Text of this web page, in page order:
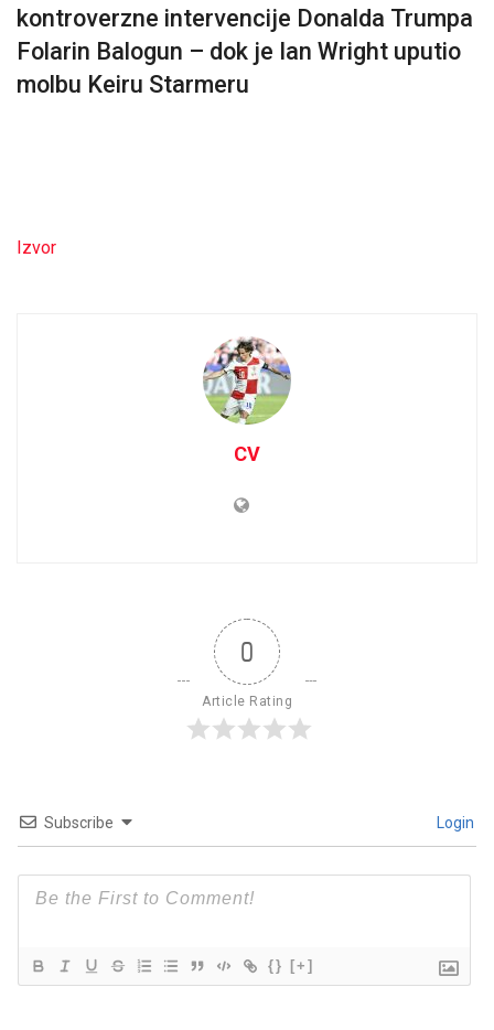
kontroverzne intervencije Donalda Trumpa
Folarin Balogun – dok je Ian Wright uputio
molbu Keiru Starmeru
Izvor
CV
0
Article Rating
Subscribe Login
{} [+]